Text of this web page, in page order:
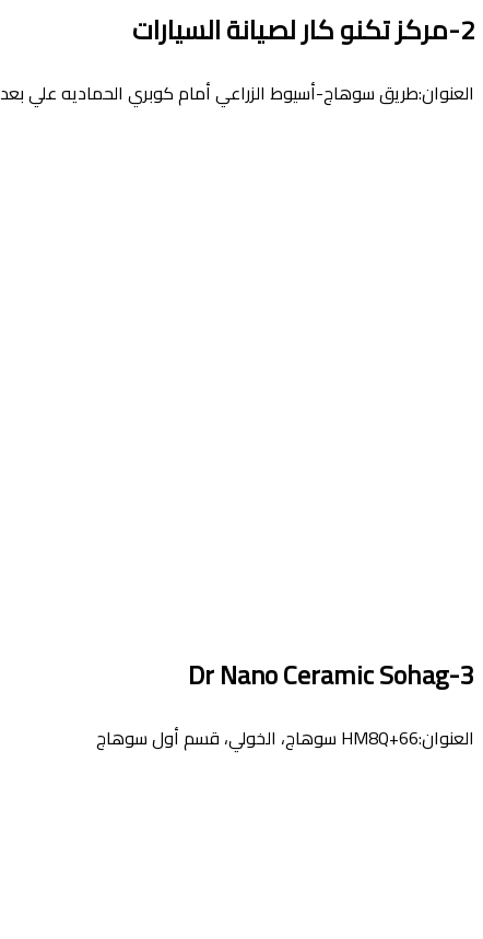
2-مركز تكنو كار لصيانة السيارات
العنوان:طريق سوهاج-أسيوط الزراعي أمام كوبري الحماديه علي بعد ٦ كيلومتر من مدينة
3-Dr Nano Ceramic Sohag
العنوان:HM8Q+66 سوهاج، الخولي، قسم أول سوهاج